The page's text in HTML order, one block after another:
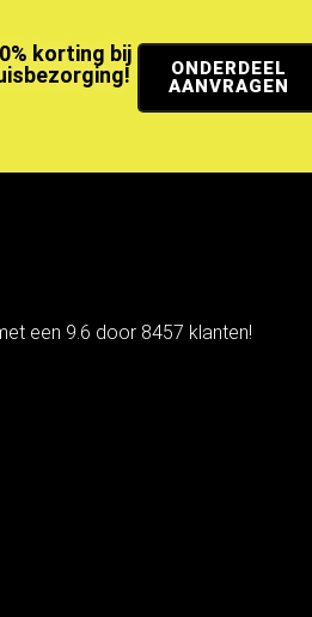
korting bij
ONDERDEEL
AANVRAGEN
een 9.6 door 8457 klanten!